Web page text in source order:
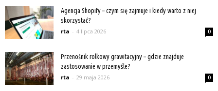
Agencja Shopify – czym się zajmuje i kiedy warto z niej
skorzystać?
rta - 4 lipca 2026 0
Przenośnik rolkowy grawitacyjny – gdzie znajduje
zastosowanie w przemyśle?
rta - 29 maja 2026 0